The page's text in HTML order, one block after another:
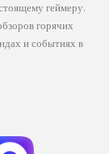
геймеру.
горячих
и событиях в